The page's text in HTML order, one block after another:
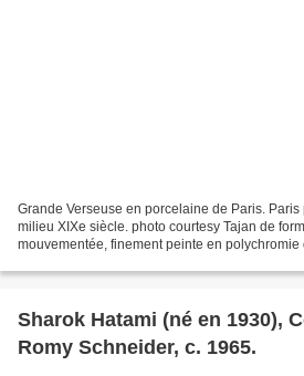
Grande Verseuse en porcelaine de Paris.
milieu XIXe siècle. photo courtesy Tajan de
mouvementée, finement peinte en
Sharok Hatami (né en 1930),
Romy Schneider, c. 1965.